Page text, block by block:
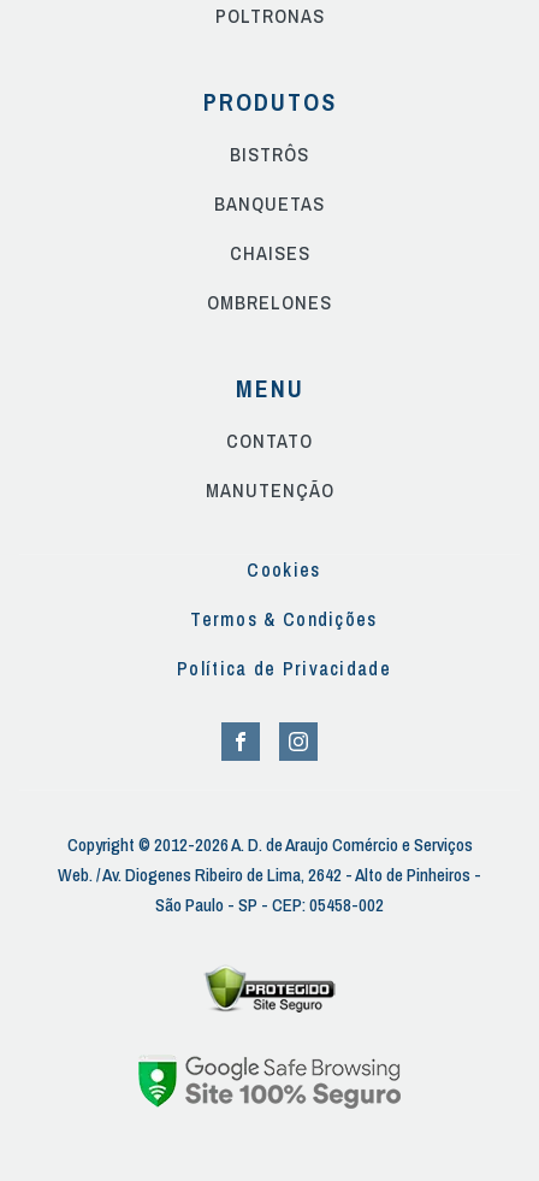
POLTRONAS
PRODUTOS
BISTRÔS
BANQUETAS
CHAISES
OMBRELONES
MENU
CONTATO
MANUTENÇÃO
Cookies
Termos & Condições
Política de Privacidade
Copyright © 2012-2026 A. D. de Araujo Comércio e Serviços
Web. / Av. Diogenes Ribeiro de Lima, 2642 - Alto de Pinheiros -
São Paulo - SP - CEP: 05458-002